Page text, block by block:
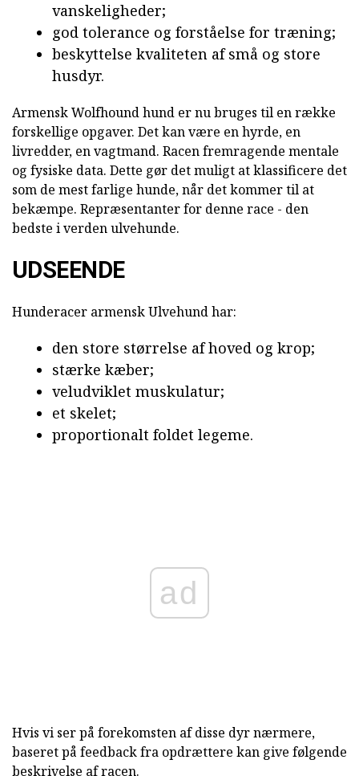
vanskeligheder;
god tolerance og forståelse for træning;
beskyttelse kvaliteten af små og store
husdyr.
Armensk Wolfhound hund er nu bruges til en række
forskellige opgaver. Det kan være en hyrde, en
livredder, en vagtmand. Racen fremragende mentale
og fysiske data. Dette gør det muligt at klassificere det
som de mest farlige hunde, når det kommer til at
bekæmpe. Repræsentanter for denne race - den
bedste i verden ulvehunde.
UDSEENDE
Hunderacer armensk Ulvehund har:
den store størrelse af hoved og krop;
stærke kæber;
veludviklet muskulatur;
et skelet;
proportionalt foldet legeme.
ad
Hvis vi ser på forekomsten af disse dyr nærmere,
baseret på feedback fra opdrættere kan give følgende
beskrivelse af racen.